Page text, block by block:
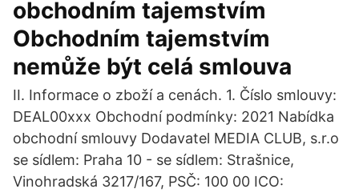
obchodním tajemstvím
Obchodním tajemstvím
nemůže být celá smlouva
II. Informace o zboží a cenách. 1. Číslo smlouvy:
DEAL00xxx Obchodní podmínky: 2021 Nabídka
obchodní smlouvy Dodavatel MEDIA CLUB, s.r.o
se sídlem: Praha 10 - se sídlem: Strašnice,
Vinohradská 3217/167, PSČ: 100 00 ICO: